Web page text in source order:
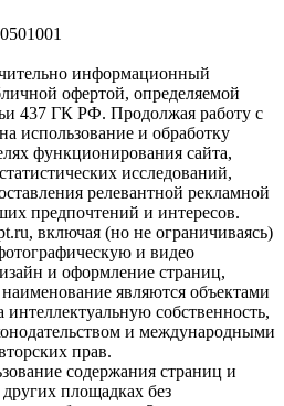
информационный
офертой, определяемой
437 ГК РФ. Продолжая работу с
использование и обработку
функционирования сайта,
исследований,
релевантной рекламной
предпочтений и интересов.
включая (но не ограничиваясь)
и видео
и оформление страниц,
являются объектами
интеллектуальную собственность,
и международными
прав.
содержания страниц и
площадках без